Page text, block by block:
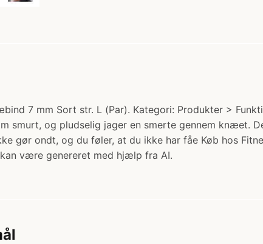
7 mm Sort str. L (Par). Kategori: Produkter >
smurt, og pludselig jager en smerte gennem
gør ondt, og du føler, at du ikke har fåe Køb hos
være genereret med hjælp fra AI.